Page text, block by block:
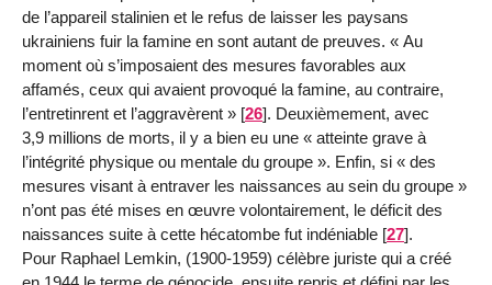
de l’appareil stalinien et le refus de laisser les paysans
ukrainiens fuir la famine en sont autant de preuves. « Au
moment où s’imposaient des mesures favorables aux
affamés, ceux qui avaient provoqué la famine, au contraire,
l’entretinrent et l’aggravèrent » [26]. Deuxièmement, avec
3,9 millions de morts, il y a bien eu une « atteinte grave à
l’intégrité physique ou mentale du groupe ». Enfin, si « des
mesures visant à entraver les naissances au sein du groupe »
n’ont pas été mises en œuvre volontairement, le déficit des
naissances suite à cette hécatombe fut indéniable [27].
Pour Raphael Lemkin, (1900-1959) célèbre juriste qui a créé